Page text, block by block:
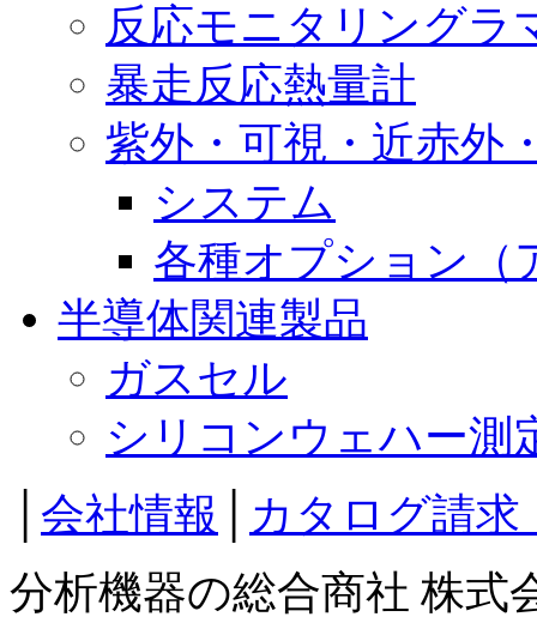
反応モニタリングラ
暴走反応熱量計
紫外・可視・近赤外
システム
各種オプション（
半導体関連製品
ガスセル
シリコンウェハー測
会社情報
カタログ請
分析機器の総合商社 株式